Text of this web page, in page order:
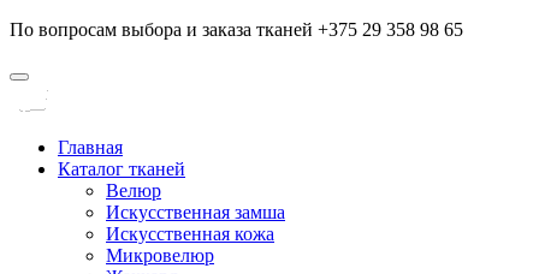
По вопросам выбора и заказа тканей +375 29 358 98 65
Главная
Каталог тканей
Велюр
Искусственная замша
Искусственная кожа
Микровелюр